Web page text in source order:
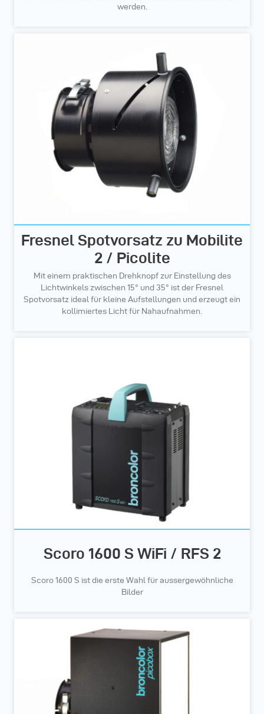
werden.
Fresnel Spotvorsatz zu Mobilite
2 / Picolite
Mit einem praktischen Drehknopf zur Einstellung des
Lichtwinkels zwischen 15° und 35° ist der Fresnel
Spotvorsatz ideal für kleine Aufstellungen und erzeugt ein
kollimiertes Licht für Nahaufnahmen.
Scoro 1600 S WiFi / RFS 2
Scoro 1600 S ist die erste Wahl für aussergewöhnliche
Bilder